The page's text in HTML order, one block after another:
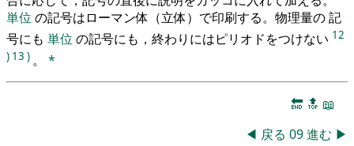
単位 の記号はローマン体（立体）で印刷する。物理量の 記
号にも 単位 の記号にも，終わりにはピリオドをつけない 12
) 13 ) 。 *
🔚 🔝 📖
◀ 戻る 09進む ▶